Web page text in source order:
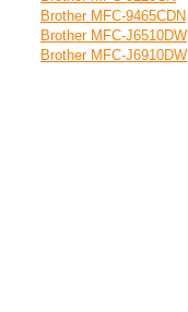
Brother MFC-9465CDN
Brother MFC-J6510DW
Brother MFC-J6910DW